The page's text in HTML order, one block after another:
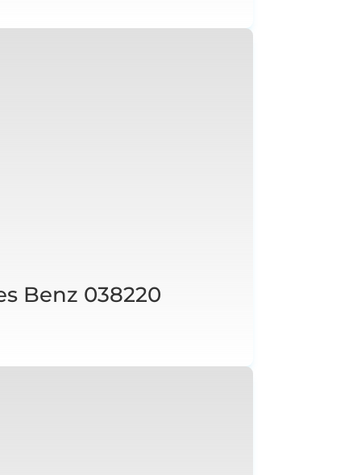
Benz 038220